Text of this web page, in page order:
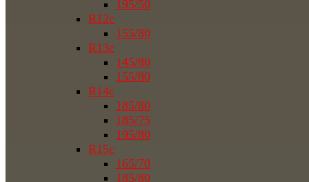
195/50
R12c
155/80
R13c
145/80
155/80
R14c
185/80
185/75
195/80
R15c
165/70
185/80